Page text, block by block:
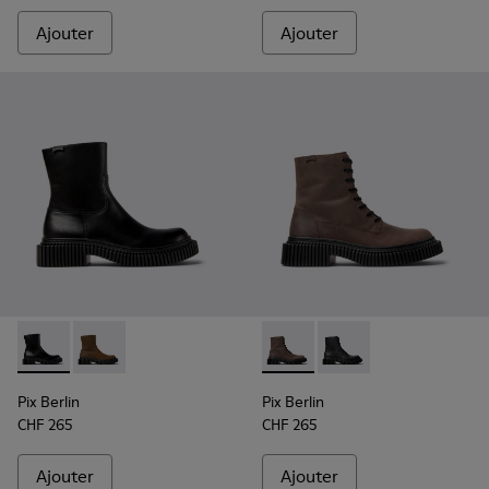
Ajouter Ajouter
Pix Berlin - K300525-001 - Bottes mi-hautes en cuir noir
Pix Berlin - K300525-002 - Bottes mi-hautes en
Pix Berlin
CHF 265
Ajouter
Pix Berlin - K300524-002 -
Pix Berlin -
Pix Berlin
CHF 265
Ajouter